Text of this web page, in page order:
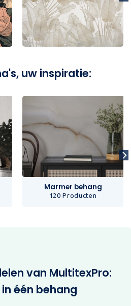
uw inspiratie:
Marmer behang
120 Producten
van MultitexPro:
één behang